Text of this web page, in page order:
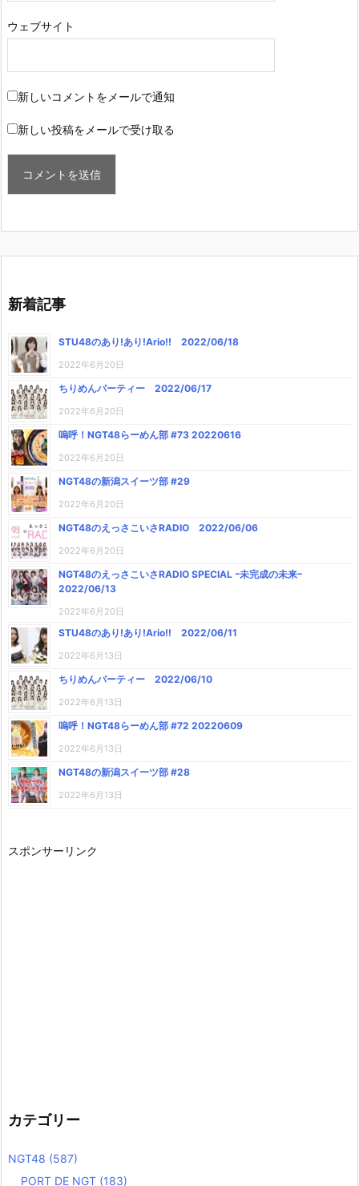
ウェブサイト
新しいコメントをメールで通知
新しい投稿をメールで受け取る
新着記事
STU48のあり!あり!Ario!! 2022/06/18
2022年6月20日
ちりめんパーティー 2022/06/17
2022年6月20日
嗚呼！NGT48らーめん部 #73 20220616
2022年6月20日
NGT48の新潟スイーツ部 #29
2022年6月20日
NGT48のえっさこいさRADIO 2022/06/06
2022年6月20日
NGT48のえっさこいさRADIO SPECIAL ｰ未完成の未来ｰ
2022/06/13
2022年6月20日
STU48のあり!あり!Ario!! 2022/06/11
2022年6月13日
ちりめんパーティー 2022/06/10
2022年6月13日
嗚呼！NGT48らーめん部 #72 20220609
2022年6月13日
NGT48の新潟スイーツ部 #28
2022年6月13日
スポンサーリンク
カテゴリー
NGT48 (587)
PORT DE NGT (183)